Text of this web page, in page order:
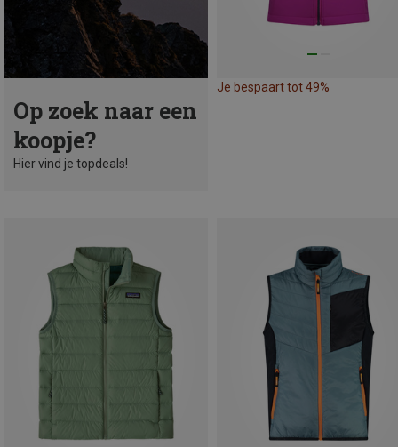
Op zoek naar een
koopje?
Hier vind je topdeals!
Je bespaart tot 49%